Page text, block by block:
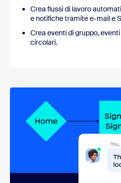
Crea flussi di lavoro
e notifiche tramite e-mail e
Crea eventi di gruppo,
circolari.